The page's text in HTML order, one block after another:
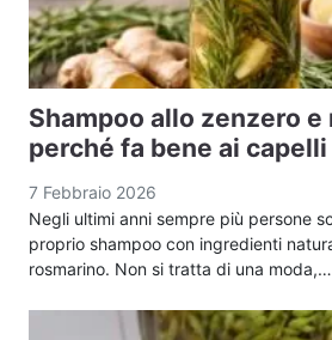
Shampoo allo zenzero e
perché fa bene ai capelli
7 Febbraio 2026
Negli ultimi anni sempre più persone
proprio shampoo con ingredienti
rosmarino. Non si tratta di una moda,…